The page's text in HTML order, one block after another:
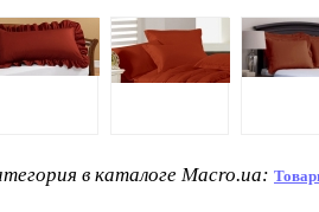
в каталоге Macro.ua: